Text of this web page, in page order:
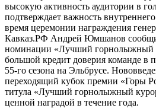
высокую активность аудитории в
подтверждает важность
время церемонии награждения
Кавказ.РФ Андрей Юмшанов
номинации «Лучший горнолыжный
большой кредит доверия команде в
55-го сезона на Эльбрусе.
переходящий кубок премии «Горы
титула «Лучший горнолыжный
ценной наградой в течение года.